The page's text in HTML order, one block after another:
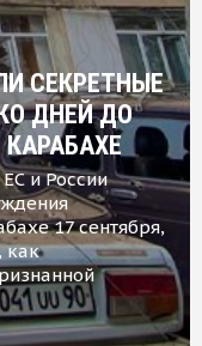
СЕКРЕТНЫЕ
ДНЕЙ ДО
и России
17 сентября,
как